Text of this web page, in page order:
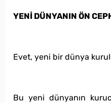
YENİ DÜNYANIN ÖN
Evet, yeni bir dünya
Bu yeni dünyanın